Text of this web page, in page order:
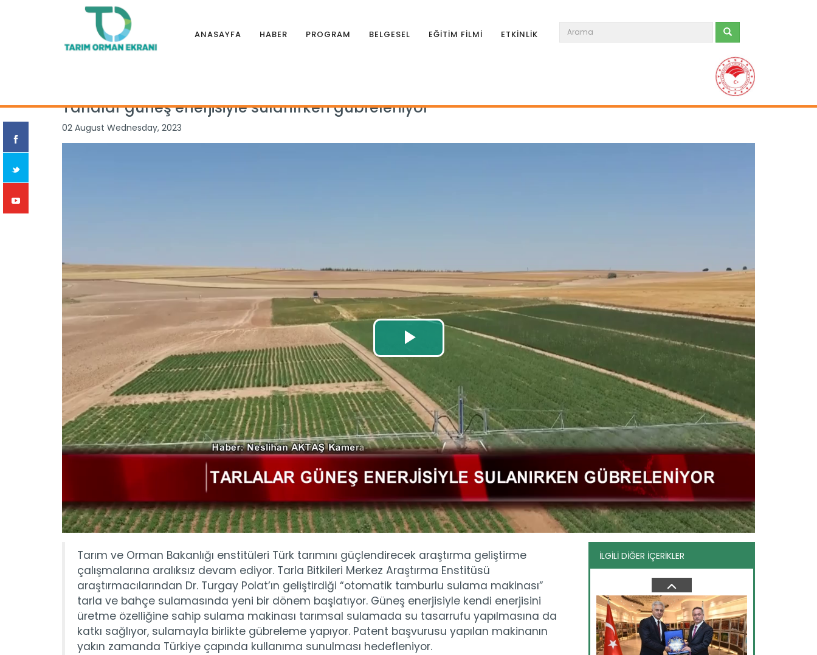
ANASAYFA HABER PROGRAM BELGESEL EĞİTİM FİLMİ ETKİNLİK
Tarlalar güneş enerjisiyle sulanırken gübreleniyor
02 August Wednesday, 2023
Tarım ve Orman Bakanlığı enstitüleri Türk tarımını güçlendirecek araştırma geliştirme
çalışmalarına aralıksız devam ediyor. Tarla Bitkileri Merkez Araştırma Enstitüsü
araştırmacılarından Dr. Turgay Polat’ın geliştirdiği “otomatik tamburlu sulama makinası”
tarla ve bahçe sulamasında yeni bir dönem başlatıyor. Güneş enerjisiyle kendi enerjisini
üretme özelliğine sahip sulama makinası tarımsal sulamada su tasarrufu yapılmasına da
katkı sağlıyor, sulamayla birlikte gübreleme yapıyor. Patent başvurusu yapılan makinanın
yakın zamanda Türkiye çapında kullanıma sunulması hedefleniyor.
İLGİLİ DİĞER İÇERİKLER
Hayata dokunan protokole...
Tarım İşletmeleri Genel Müdürlüğü ile
Ceza ve Tevkifevleri Genel...
Devamını Oku ->
Su gönüllüleri suyun değerini...
Su Verimliliği Seferberliğini; resim, afiş,
şiir, kompozisyon ve...
Devamını Oku ->
"Teknoloji gençleri sektöre...
8. Verimlilik ve Teknoloji Fuarı
Ankara’da kapılarını açtı....
Devamını Oku ->